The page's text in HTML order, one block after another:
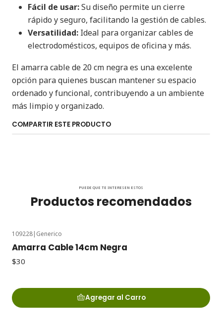
Fácil de usar:Su diseño permite un cierre
rápido y seguro, facilitando la gestión de cables.
Versatilidad: Ideal para organizar cables de
electrodomésticos, equipos de oficina y más.
El amarra cable de 20 cm negra es una excelente
opción para quienes buscan mantener su espacio
ordenado y funcional, contribuyendo a un ambiente
más limpio y organizado.
COMPARTIR ESTE PRODUCTO
PUEDE QUE TE INTERESEN ESTOS
Productos recomendados
109228| Generico
Amarra Cable 14cm Negra
$30
Agregar al Carro